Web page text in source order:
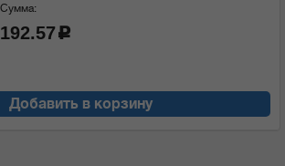
Сумма:
192.57 c
Добавить в корзину